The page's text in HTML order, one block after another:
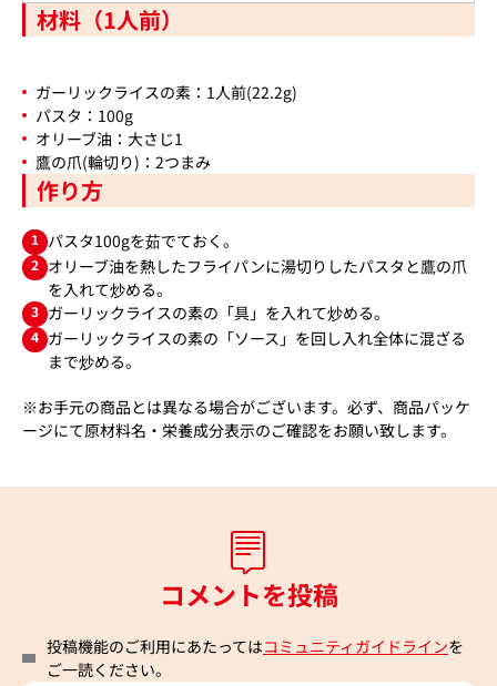
材料（1人前）
ガーリックライスの素：1人前(22.2g)
パスタ：100g
オリーブ油：大さじ1
鷹の爪(輪切り)：2つまみ
作り方
1 パスタ100gを茹でておく。
2 オリーブ油を熱したフライパンに湯切りしたパスタと鷹の爪
を入れて炒める。
3 ガーリックライスの素の「具」を入れて炒める。
4 ガーリックライスの素の「ソース」を回し入れ全体に混ざる
まで炒める。
※お手元の商品とは異なる場合がございます。必ず、商品パッケ
ージにて原材料名・栄養成分表示のご確認をお願い致します。
コメントを投稿
投稿機能のご利用にあたってはコミュニティガイドラインを
ご一読ください。